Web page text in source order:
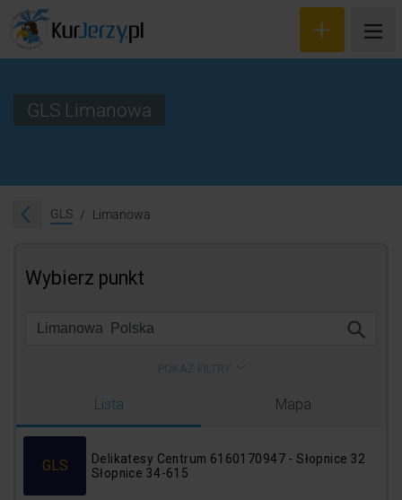
Rejestracja
GLS Limanowa
GLS Limanowa